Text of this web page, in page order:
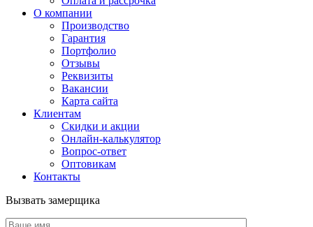
О компании
Производство
Гарантия
Портфолио
Отзывы
Реквизиты
Вакансии
Карта сайта
Клиентам
Скидки и акции
Онлайн-калькулятор
Вопрос-ответ
Оптовикам
Контакты
Вызвать замерщика